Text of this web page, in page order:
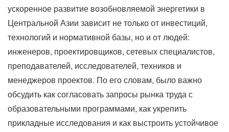
ускоренное развитие возобновляемой энергетики в
Центральной Азии зависит не только от инвестиций,
технологий и нормативной базы, но и от людей:
инженеров, проектировщиков, сетевых специалистов,
преподавателей, исследователей, техников и
менеджеров проектов. По его словам, было важно
обсудить как согласовать запросы рынка труда с
образовательными программами, как укрепить
прикладные исследования и как выстроить устойчивое